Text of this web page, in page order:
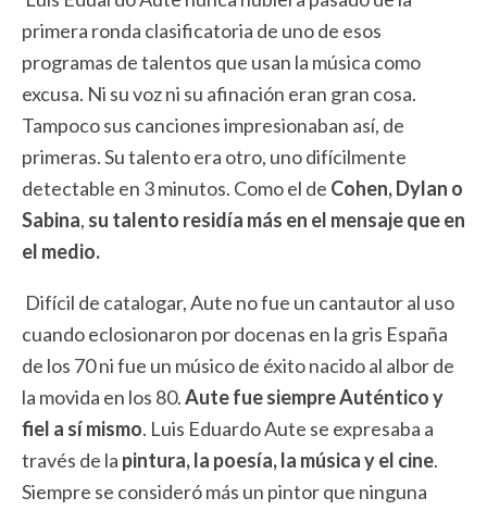
primera ronda clasificatoria de uno de esos
programas de talentos que usan la música como
excusa. Ni su voz ni su afinación eran gran cosa.
Tampoco sus canciones impresionaban así, de
primeras. Su talento era otro, uno difícilmente
detectable en 3 minutos. Como el de Cohen, Dylan o
Sabina, su talento residía más en el mensaje que en
el medio.
Difícil de catalogar, Aute no fue un cantautor al uso
cuando eclosionaron por docenas en la gris España
de los 70 ni fue un músico de éxito nacido al albor de
la movida en los 80.Aute fue siempre Auténtico y
fiel a sí mismo. Luis Eduardo Aute se expresaba a
través de la pintura, la poesía, la música y el cine.
Siempre se consideró más un pintor que ninguna